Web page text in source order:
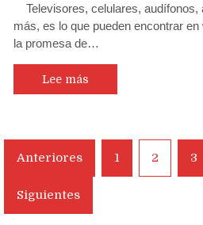
Televisores, celulares, audífonos,
más, es lo que pueden encontrar
la promesa de…
Lee más
Navegación
entradas
Anteriores 1 2 3
Siguientes